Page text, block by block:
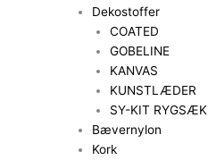
Dekostoffer
COATED
GOBELINE
KANVAS
KUNSTLÆDER
SY-KIT RYGSÆK
Bævernylon
Kork